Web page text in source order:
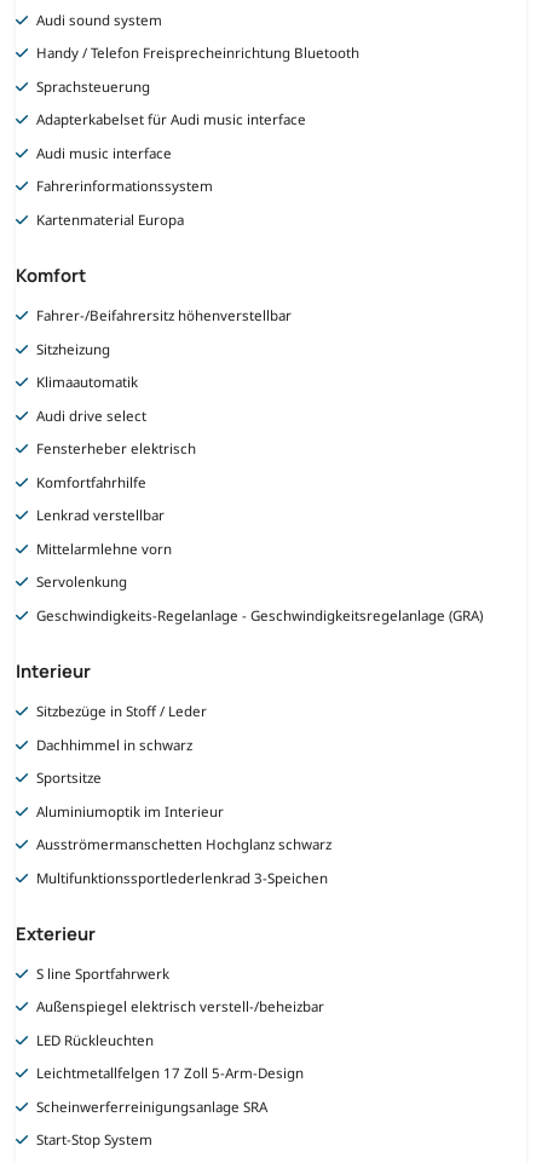
Audi sound system
Handy / Telefon Freisprecheinrichtung Bluetooth
Sprachsteuerung
Adapterkabelset für Audi music interface
Audi music interface
Fahrerinformationssystem
Kartenmaterial Europa
Komfort
Fahrer-/Beifahrersitz höhenverstellbar
Sitzheizung
Klimaautomatik
Audi drive select
Fensterheber elektrisch
Komfortfahrhilfe
Lenkrad verstellbar
Mittelarmlehne vorn
Servolenkung
Geschwindigkeits-Regelanlage - Geschwindigkeitsregelanlage (GRA)
Interieur
Sitzbezüge in Stoff / Leder
Dachhimmel in schwarz
Sportsitze
Aluminiumoptik im Interieur
Ausströmermanschetten Hochglanz schwarz
Multifunktionssportlederlenkrad 3-Speichen
Exterieur
S line Sportfahrwerk
Außenspiegel elektrisch verstell-/beheizbar
LED Rückleuchten
Leichtmetallfelgen 17 Zoll 5-Arm-Design
Scheinwerferreinigungsanlage SRA
Start-Stop System